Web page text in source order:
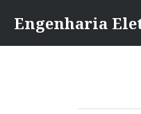
para
conteúdo
Engenharia